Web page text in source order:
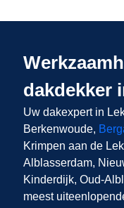
dakdekker
Uw dakexpert in
Berkenwoude,
Krimpen aan de
Alblasserdam,
Kinderdijk, Oud-
meest